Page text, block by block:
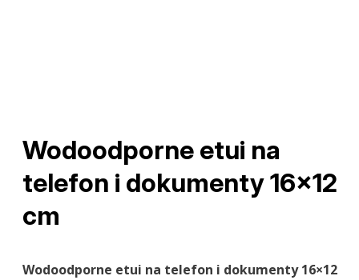
Wodoodporne etui na
telefon i dokumenty 16×12
cm
Wodoodporne etui na telefon i dokumenty 16×12